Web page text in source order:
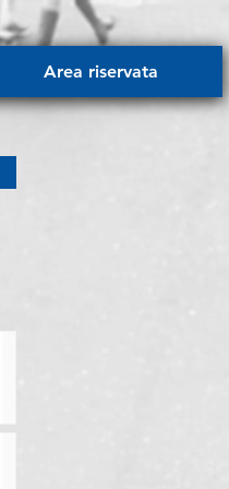
Area riservata